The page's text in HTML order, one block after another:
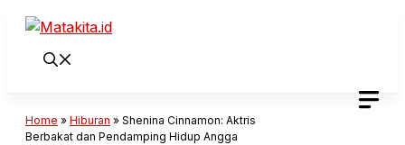
Langsung
Home » Hiburan » Shenina Cinnamon: Aktris
Berbakat dan Pendamping Hidup Angga